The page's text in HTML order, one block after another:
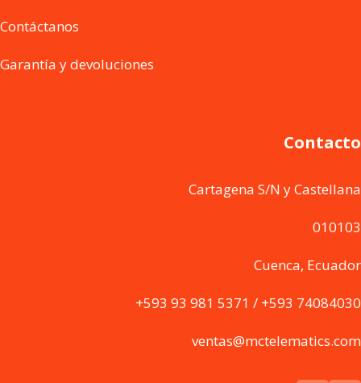
Contáctanos
Garantía y devoluciones
Contacto
Cartagena S/N y Castellana
010103
Cuenca, Ecuador
+593 93 981 5371 / +593 74084030
ventas@mctelematics.com